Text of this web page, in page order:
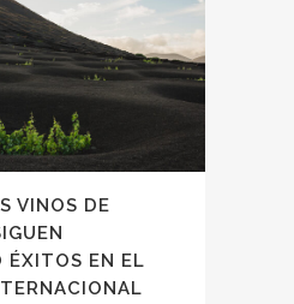
VINOS DE
ÉXITOS EN EL